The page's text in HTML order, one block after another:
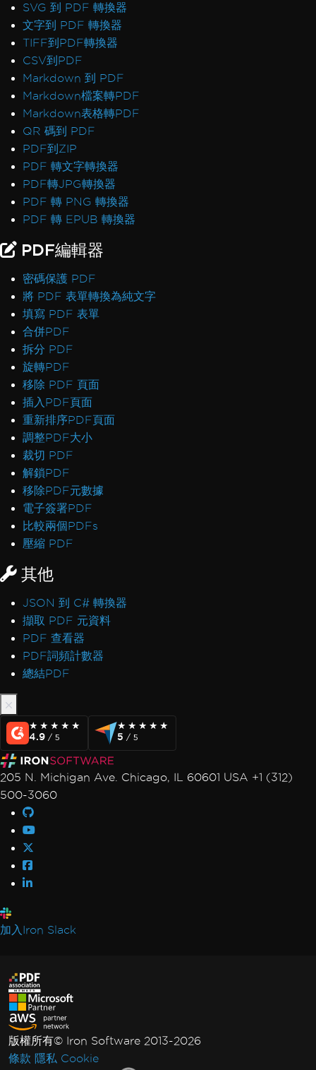
SVG 到 PDF 轉換器
文字到 PDF 轉換器
TIFF到PDF轉換器
CSV到PDF
Markdown 到 PDF
Markdown檔案轉PDF
Markdown表格轉PDF
QR 碼到 PDF
PDF到ZIP
PDF 轉文字轉換器
PDF轉JPG轉換器
PDF 轉 PNG 轉換器
PDF 轉 EPUB 轉換器
PDF編輯器
密碼保護 PDF
將 PDF 表單轉換為純文字
填寫 PDF 表單
合併PDF
拆分 PDF
旋轉PDF
移除 PDF 頁面
插入PDF頁面
重新排序PDF頁面
調整PDF大小
裁切 PDF
解鎖PDF
移除PDF元數據
電子簽署PDF
比較兩個PDFs
壓縮 PDF
其他
JSON 到 C# 轉換器
擷取 PDF 元資料
PDF 查看器
PDF詞頻計數器
總結PDF
★★★★★
★★★★★
4.9 / 5
★★★★★
★★★★★
5 / 5
205 N. Michigan Ave. Chicago, IL 60601 USA +1 (312)
500-3060
加入Iron Slack
版權所有© Iron Software 2013-2026
條款 隱私 Cookie